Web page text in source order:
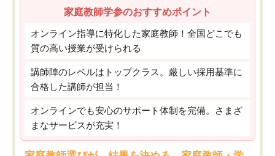
家庭教師学参のおすすめポイント
オンライン指導に特化した家庭教師！全国どこでも
質の高い授業が受けられる
講師陣のレベルはトップクラス。厳しい採用基準に
合格した講師が担当！
オンラインでも安心のサポート体制を完備。さまざ
まなサービスが充実！